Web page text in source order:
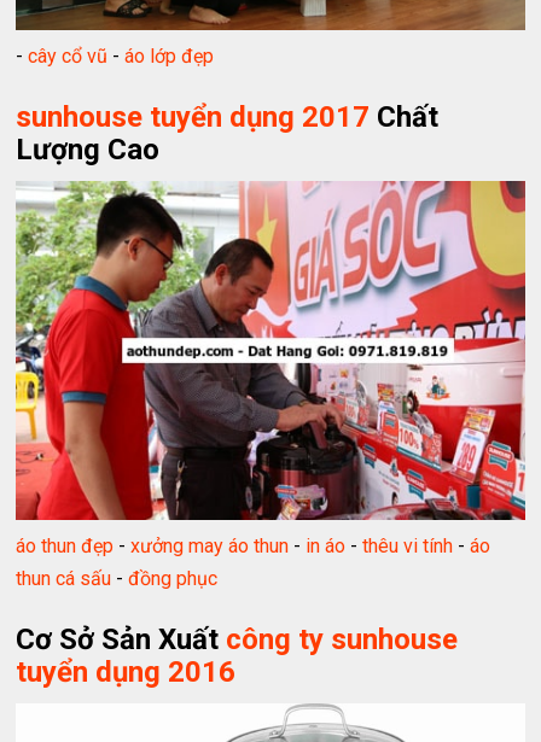
-cây cổ vũ -áo lớp đẹp
sunhouse tuyển dụng 2017 Chất
Lượng Cao
áo thun đẹp -xưởng may áo thun - in áo -thêu vi tính -áo
thun cá sấu -đồng phục
Cơ Sở Sản Xuất công ty sunhouse
tuyển dụng 2016